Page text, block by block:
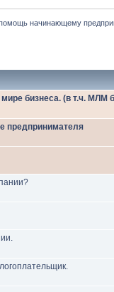
начинающему
бизнеса. (в т.ч. МЛМ
предпринимателя